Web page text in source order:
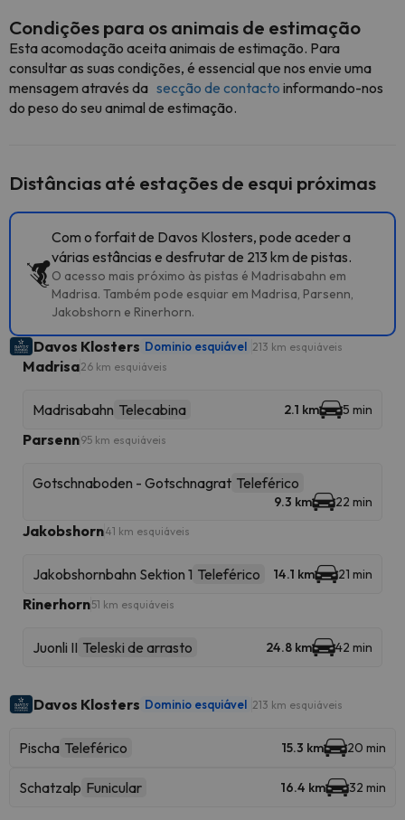
Condições para os animais de estimação
Esta acomodação aceita animais de estimação. Para
consultar as suas condições, é essencial que nos envie uma
mensagem através da secção de contacto informando-nos
do peso do seu animal de estimação.
Distâncias até estações de esqui próximas
Com o forfait de Davos Klosters, pode aceder a
várias estâncias e desfrutar de 213 km de pistas.
O acesso mais próximo às pistas é Madrisabahn em
Madrisa. Também pode esquiar em Madrisa, Parsenn,
Jakobshorn e Rinerhorn.
Davos Klosters Dominio esquiável 213 km esquiáveis
Madrisa26 km esquiáveis
Madrisabahn Telecabina 2.1 km 5 min
Parsenn95 km esquiáveis
Gotschnaboden - Gotschnagrat Teleférico
9.3 km 22 min
Jakobshorn41 km esquiáveis
Jakobshornbahn Sektion 1 Teleférico 14.1 km 21 min
Rinerhorn51 km esquiáveis
Juonli II Teleski de arrasto 24.8 km 42 min
Davos Klosters Dominio esquiável 213 km esquiáveis
Pischa Teleférico 15.3 km 20 min
Schatzalp Funicular 16.4 km 32 min